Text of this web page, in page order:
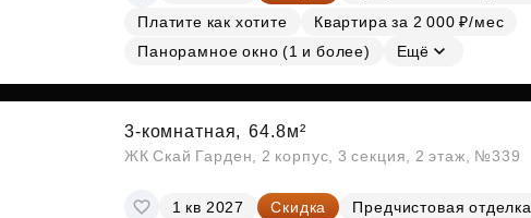
Платите как хотите
Квартира за 2 000 ₽/мес
Панорамное окно (1 и более)
Ещё
3-комнатная, 64.8м²
ЖК Скай Гарден, 2 корпус, 3 секция, 2 этаж, №339
1 кв 2027 Скидка
Предчистовая отделка